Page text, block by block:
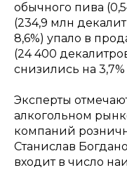
обычного пива
(234,9 млн
8,6%) упало в
(24 400
снизились на
Эксперты
алкогольном
компаний
Станислав
входит в число